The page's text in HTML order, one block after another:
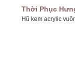
Thời Phục
Hũ kem acrylic